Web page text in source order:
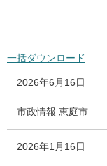
一括ダウンロード
2026年6月16日
市政情報 恵庭市
2026年1月16日